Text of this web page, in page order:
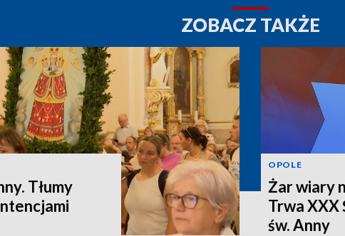
ZOBACZ TAKŻE
Tłumy
OPOLE
Żar wiary
Trwa XXX
św. Anny